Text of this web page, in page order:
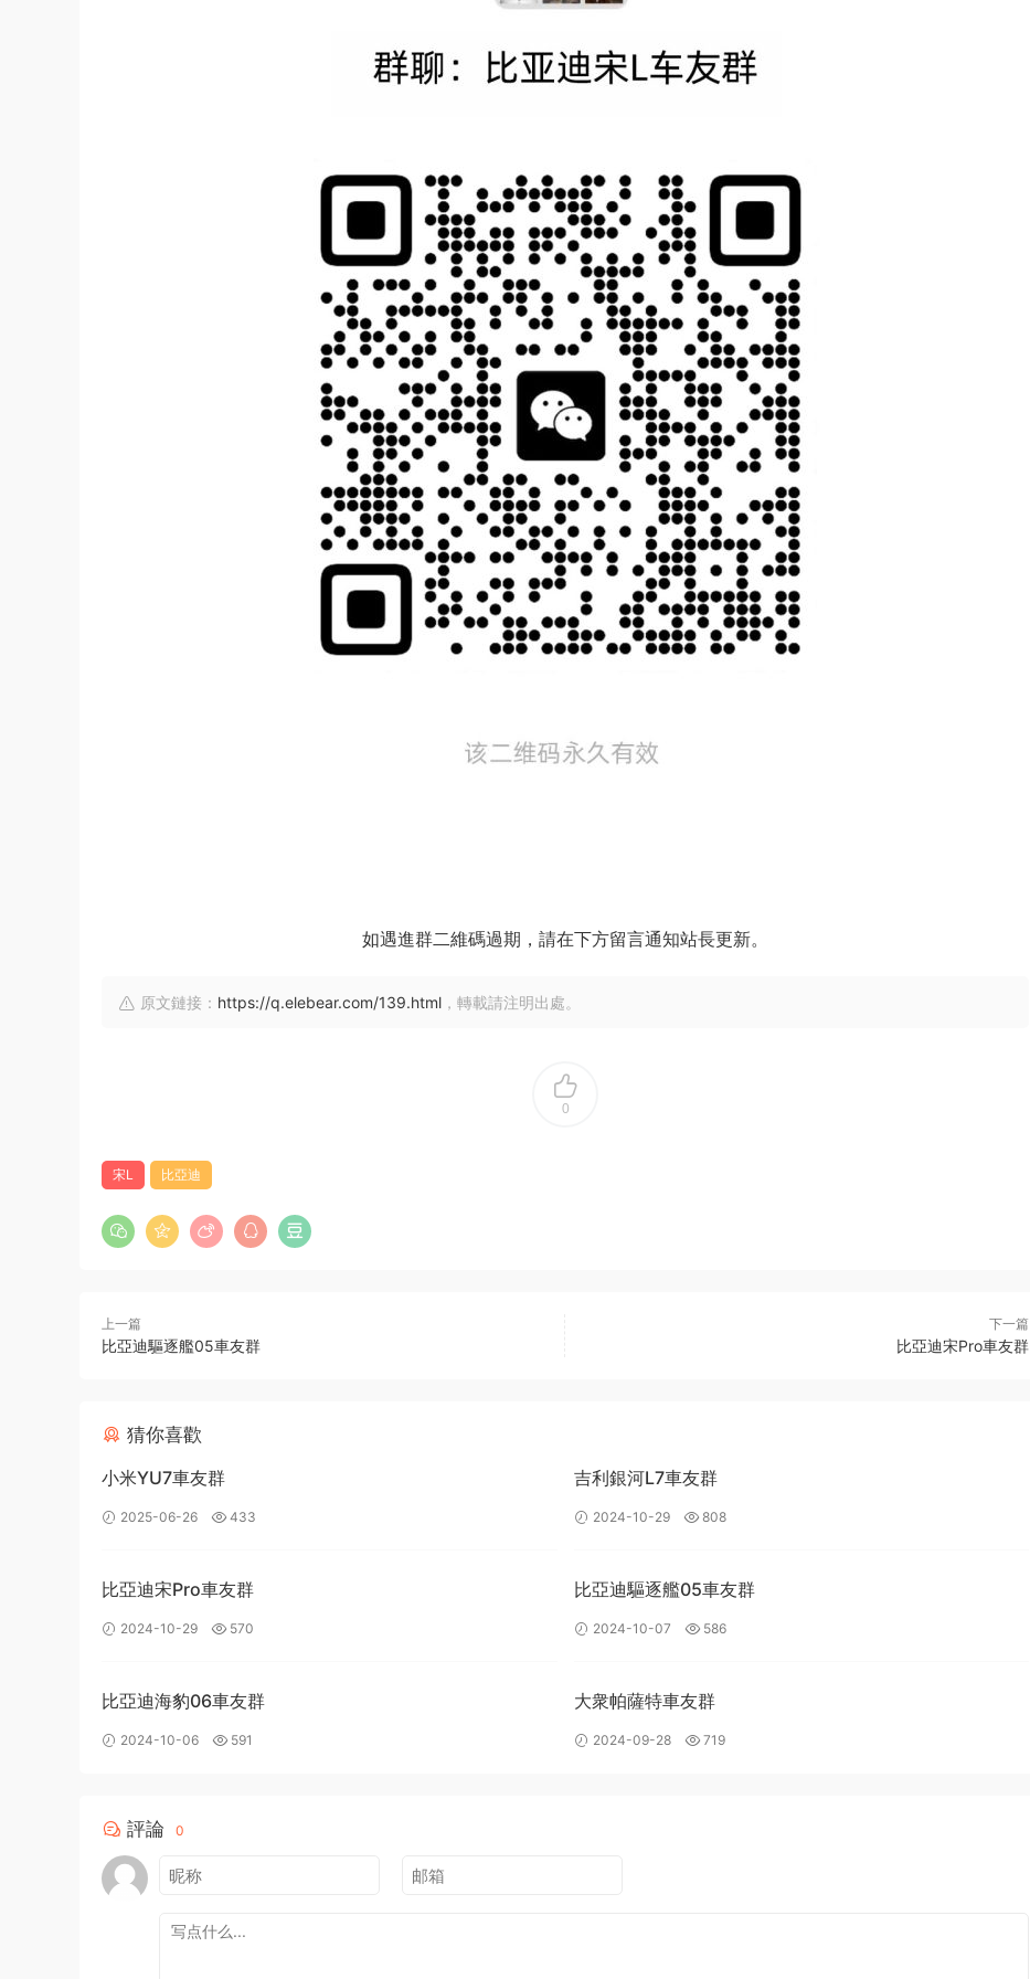
如遇進群二維碼過期，請在下方留言通知站長更新。
原文鏈接： https://q.elebear.com/139.html ，轉載請注明出處。
0
宋L 比亞迪
上一篇
比亞迪驅逐艦05車友群
下一篇
比亞迪宋Pro車友群
猜你喜歡
小米YU7車友群
2025-06-26 433
吉利銀河L7車友群
2024-10-29 808
比亞迪宋Pro車友群
2024-10-29 570
比亞迪驅逐艦05車友群
2024-10-07 586
比亞迪海豹06車友群
2024-10-06 591
大衆帕薩特車友群
2024-09-28 719
評論 0